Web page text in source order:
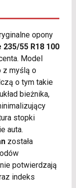
opony
55 R18 100
Model
z myślą o
o tym takie
bieżnika,
stopki
auta.
została
potwierdzają
indeks